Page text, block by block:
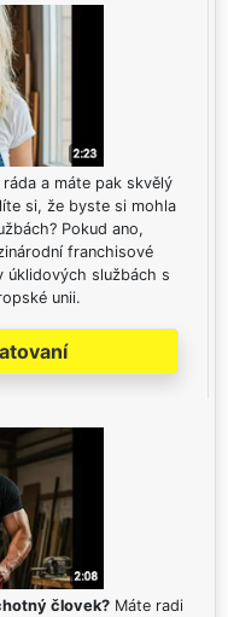
ráda a máte pak skvělý
si, že byste si mohla
Pokud ano,
franchisové
úklidových službách s
unii.
človek? Máte radi